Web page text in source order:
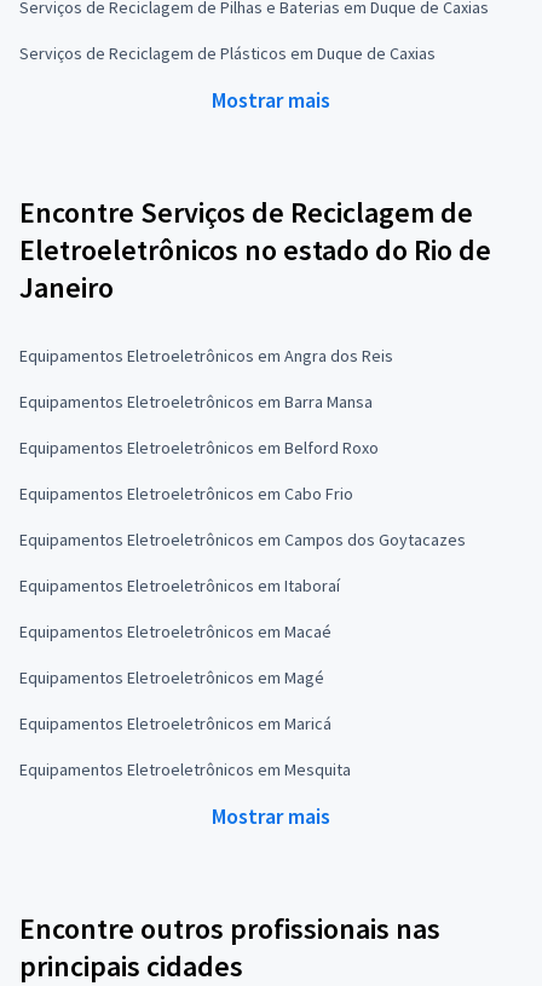
Serviços de Reciclagem de Pilhas e Baterias em Duque de Caxias
Serviços de Reciclagem de Plásticos em Duque de Caxias
Mostrar mais
Encontre Serviços de Reciclagem de
Eletroeletrônicos no estado do Rio de
Janeiro
Equipamentos Eletroeletrônicos em Angra dos Reis
Equipamentos Eletroeletrônicos em Barra Mansa
Equipamentos Eletroeletrônicos em Belford Roxo
Equipamentos Eletroeletrônicos em Cabo Frio
Equipamentos Eletroeletrônicos em Campos dos Goytacazes
Equipamentos Eletroeletrônicos em Itaboraí
Equipamentos Eletroeletrônicos em Macaé
Equipamentos Eletroeletrônicos em Magé
Equipamentos Eletroeletrônicos em Maricá
Equipamentos Eletroeletrônicos em Mesquita
Mostrar mais
Encontre outros profissionais nas
principais cidades